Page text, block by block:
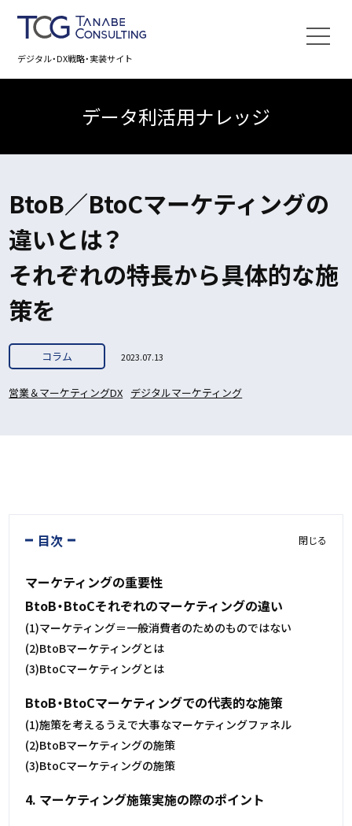
デジタル・DX戦略・実装サイト
データ利活用ナレッジ
BtoB／BtoCマーケティングの
違いとは？
それぞれの特長から具体的な施
策を
コラム 2023.07.13
営業＆マーケティングDX デジタルマーケティング
目次 閉じる
マーケティングの重要性
BtoB・BtoCそれぞれのマーケティングの違い
(1)マーケティング＝一般消費者のためのものではない
(2)BtoBマーケティングとは
(3)BtoCマーケティングとは
BtoB・BtoCマーケティングでの代表的な施策
(1)施策を考えるうえで大事なマーケティングファネル
(2)BtoBマーケティングの施策
(3)BtoCマーケティングの施策
4. マーケティング施策実施の際のポイント